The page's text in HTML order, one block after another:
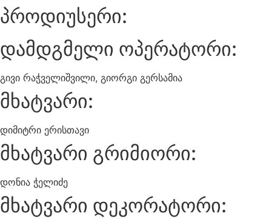
პროდიუსერი:
დამდგმელი ოპერატორი:
გივი რაჭველიშვილი, გიორგი გერსამია
მხატვარი:
დიმიტრი ერისთავი
მხატვარი გრიმიორი:
დონია ჭელიძე
მხატვარი დეკორატორი: